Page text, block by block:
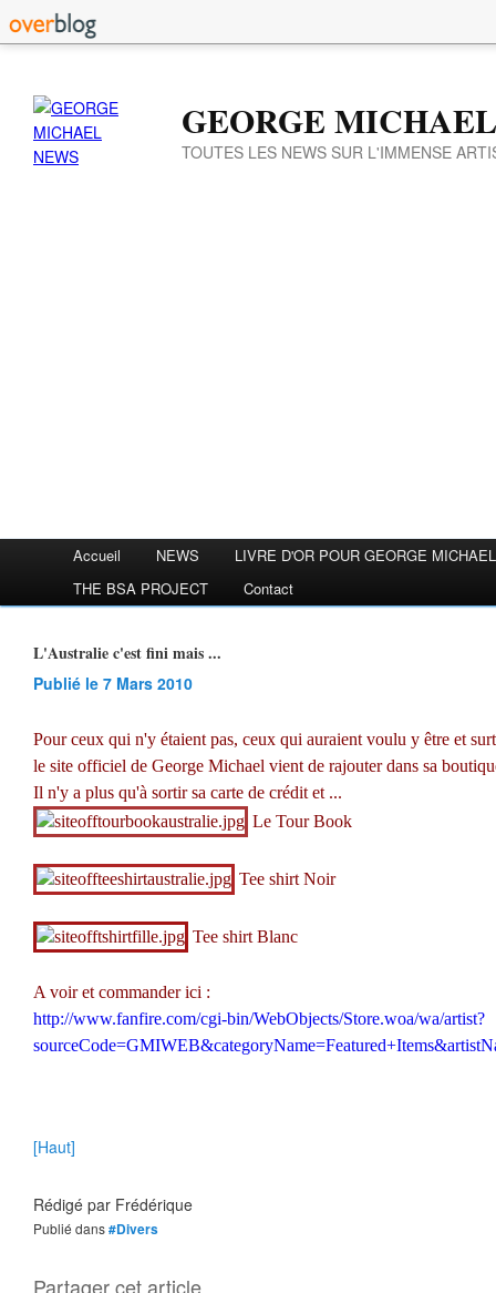
GEORGE
TOUTES LES NEWS SUR L'IMMENSE
Accueil NEWS
LIVRE D'OR POUR GEORGE MICHAEL
THE BSA PROJECT
Contact
L'Australie c'est fini mais ...
Publié le 7 Mars 2010
Pour ceux qui n'y étaient pas, ceux qui auraient voulu y être et
le site officiel de George Michael vient de rajouter dans sa
Il n'y a plus qu'à sortir sa carte de crédit et ...
Le Tour Book
Tee shirt Noir
Tee shirt Blanc
A voir et commander ici :
http://www.fanfire.com/cgi-bin/WebObjects/Store.woa/wa/artist?
[Haut]
Rédigé par Frédérique
Publié dans#Divers
Partager cet article